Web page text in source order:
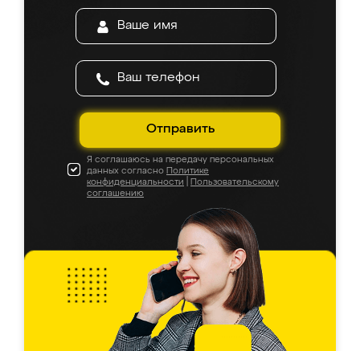
Отправить
Я соглашаюсь на передачу персональных
данных согласно Политике
конфиденциальности
Пользовательскому
соглашению